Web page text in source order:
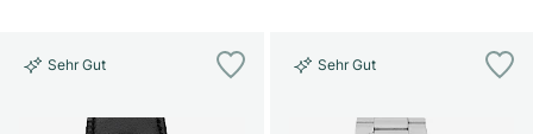
Sehr Gut Sehr Gut